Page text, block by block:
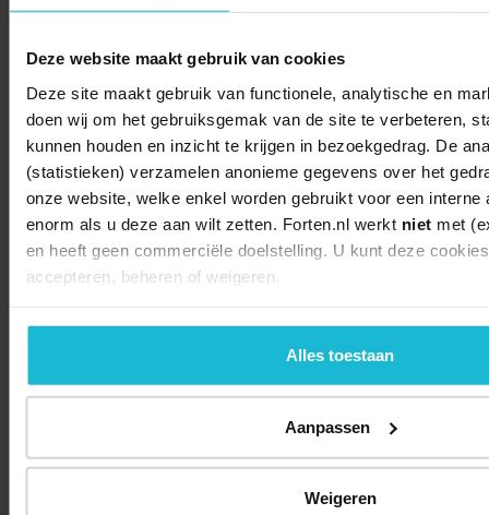
Deze website maakt gebruik van cookies
Deze site maakt gebruik van functionele, analytische en
doen wij om het gebruiksgemak van de site te verbeteren,
kunnen houden en inzicht te krijgen in bezoekgedrag. De
(statistieken) verzamelen anonieme gegevens over het
onze website, welke enkel worden gebruikt voor een interne
enorm als u deze aan wilt zetten. Forten.nl werkt niet met
en heeft geen commerciële doelstelling. U kunt deze
accepteren, beheren of weigeren.
Alles toestaan
Aanpassen
Weigeren
© 2026 Stichting Forten Nederland
Over ons
Doneer nu Disclaimer
Contact
Forten.nl wordt ondersteund door de